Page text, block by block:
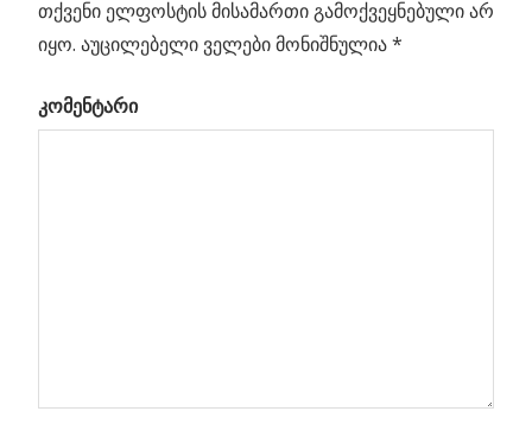
ნავიგაცია
(ცუჩინშანი–
ATLAS) მზის
კიდეებისკენ
თქვენი ელფოსტის მისამართი გამოქვეყნებული არ
იყო. აუცილებელი ველები მონიშნულია*
კომენტარი